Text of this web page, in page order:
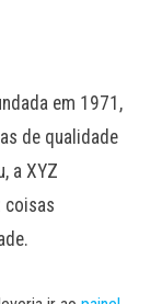
em 1971,
de qualidade
a XYZ
coisas